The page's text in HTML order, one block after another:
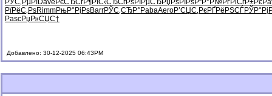
РЎС‚РµРїDave РєСЂСѓР¶РІС‹СЂСѓРѕРїРµСЂРџРѕРїРѕР“Р°Р№РґРіСѓР±Рє
РїРёС‚РѕRimmРњР°РјРѕBarrРЎС‚СЂР° PabaAeroР’СЏС‚РєРҐРёРЅСЃ
PascРџР»СЏС†
Добавлено: 30-12-2025 06:43PM